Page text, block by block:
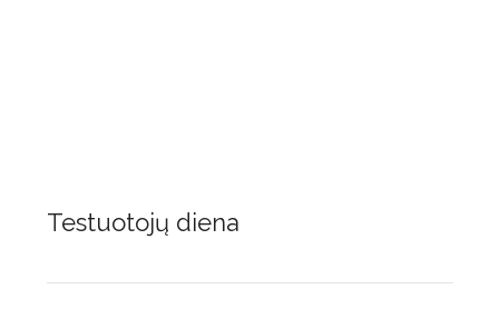
Testuotojų diena